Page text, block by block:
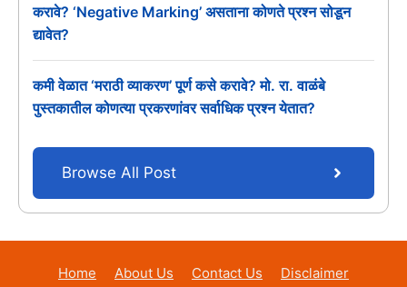
करावे? ‘Negative Marking’ असताना कोणते प्रश्न सोडून
द्यावेत?
कमी वेळात ‘मराठी व्याकरण’ पूर्ण कसे करावे? मो. रा. वाळंबे
पुस्तकातील कोणत्या प्रकरणांवर सर्वाधिक प्रश्न येतात?
Browse All Post
Home About Us Contact Us Disclaimer